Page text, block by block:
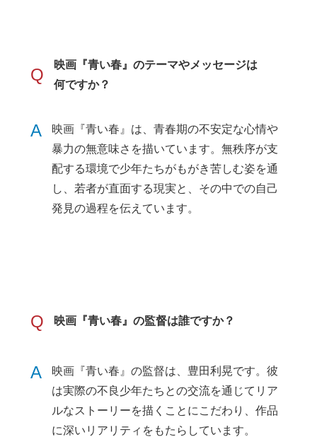
Q
映画『青い春』のテーマやメッセージは
何ですか？
A
映画『青い春』は、青春期の不安定な心情や
暴力の無意味さを描いています。無秩序が支
配する環境で少年たちがもがき苦しむ姿を通
し、若者が直面する現実と、その中での自己
発見の過程を伝えています。
Q 映画『青い春』の監督は誰ですか？
A
映画『青い春』の監督は、豊田利晃です。彼
は実際の不良少年たちとの交流を通じてリア
ルなストーリーを描くことにこだわり、作品
に深いリアリティをもたらしています。